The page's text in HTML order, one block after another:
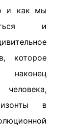
и как мы
и
которое
в